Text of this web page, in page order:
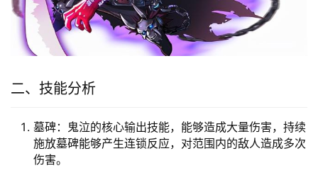
二、技能分析
墓碑：鬼泣的核心输出技能，能够造成大量伤害，持续
施放墓碑能够产生连锁反应，对范围内的敌人造成多次
伤害。